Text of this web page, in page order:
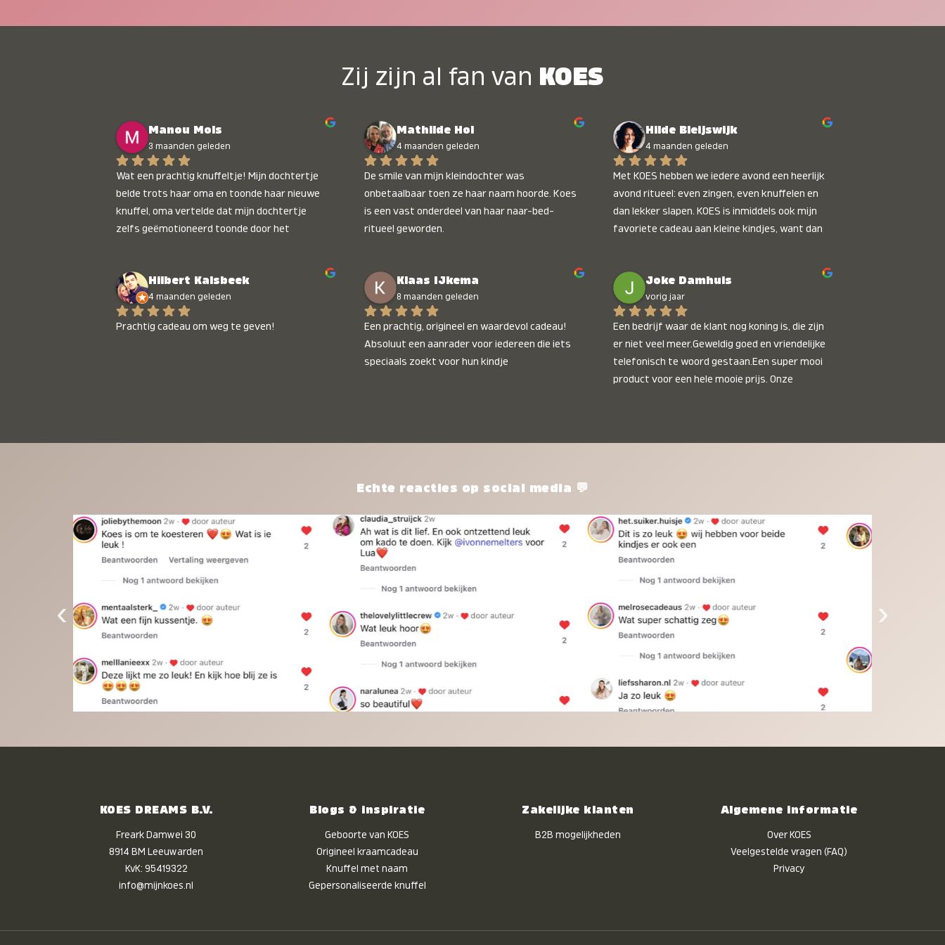
Zij zijn al fan van KOES
Manou Mols
3 maanden geleden
Wat een prachtig knuffeltje! Mijn dochtertje
belde trots haar oma en toonde haar nieuwe
knuffel, oma vertelde dat mijn dochtertje
zelfs geëmotioneerd toonde door het
Mathilde Hol
4 maanden geleden
De smile van mijn kleindochter was
onbetaalbaar toen ze haar naam hoorde. Koes
is een vast onderdeel van haar naar-bed-
ritueel geworden.
Hilde Bleijswijk
4 maanden geleden
Met KOES hebben we iedere avond een heerlijk
avond ritueel: even zingen, even knuffelen en
dan lekker slapen. KOES is inmiddels ook mijn
favoriete cadeau aan kleine kindjes, want dan
onbetaalbaar :)
Hilbert Kalsbeek
4 maanden geleden
Prachtig cadeau om weg te geven!
Klaas IJkema
8 maanden geleden
Een prachtig, origineel en waardevol cadeau!
Absoluut een aanrader voor iedereen die iets
speciaals zoekt voor hun kindje
Joke Damhuis
vorig jaar
Een bedrijf waar de klant nog koning is, die zijn
er niet veel meer.Geweldig goed en vriendelijke
telefonisch te woord gestaan.Een super mooi
product voor een hele mooie prijs. Onze
twijfelen gewoon doen, het is het waard.
Echte reacties op social media 💬
‹ ›
KOES DREAMS B.V.
Freark Damwei 30
8914 BM Leeuwarden
KvK: 95419322
info@mijnkoes.nl
Blogs & inspiratie
Geboorte van KOES
Origineel kraamcadeau
Knuffel met naam
Gepersonaliseerde knuffel
Zakelijke klanten
B2B mogelijkheden
Algemene informatie
Over KOES
Veelgestelde vragen (FAQ)
Privacy